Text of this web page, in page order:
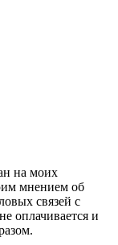
на моих
мнением об
связей с
оплачивается и